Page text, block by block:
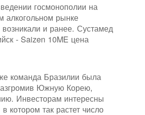
госмонополии на
алкогольном рынке
возникали и ранее. Сустамед
- Saizen 10ME цена
команда Бразилии была
Южную Корею,
Инвесторам интересны
котором так растет число